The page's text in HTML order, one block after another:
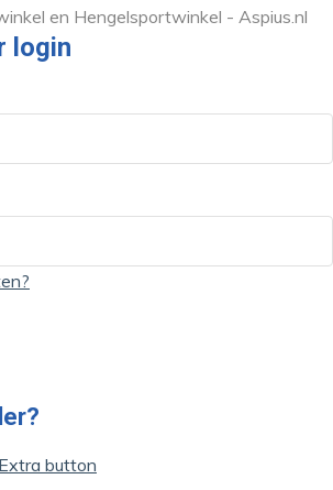
login
Extra button